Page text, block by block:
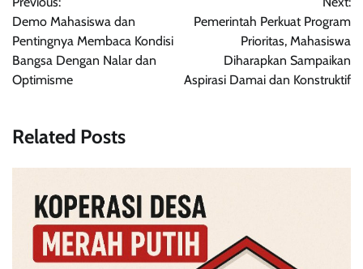
pos
Demo Mahasiswa dan
Pentingnya Membaca Kondisi
Bangsa Dengan Nalar dan
Optimisme
Pemerintah Perkuat Program
Prioritas, Mahasiswa
Diharapkan Sampaikan
Aspirasi Damai dan Konstruktif
Related Posts